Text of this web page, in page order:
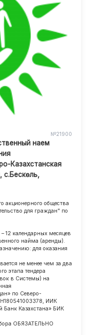
№21900
наем
Казахстанская
с.Бескөль,
акционерного общества
для граждан" по
12 календарных месяцев
найма (аренды).
для оказания
не менее чем за два
этапа тендера
в Системы) на
по Северо-
ИИК
Банк Казахстана» БИК
ОБЯЗАТЕЛЬНО